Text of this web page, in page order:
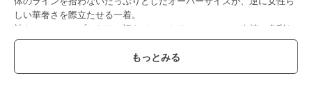
しい華奢さを際立たせる一着。
袖をロールアップしたり、裾をインしたりと、アレンジ次第で多彩な
表情を楽しめます。
【styling】